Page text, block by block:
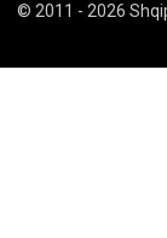
© 2011 - 2026